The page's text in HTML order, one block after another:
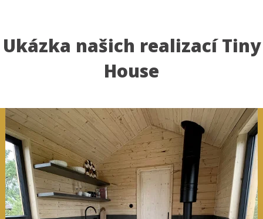
Ukázka našich realizací Tiny
House